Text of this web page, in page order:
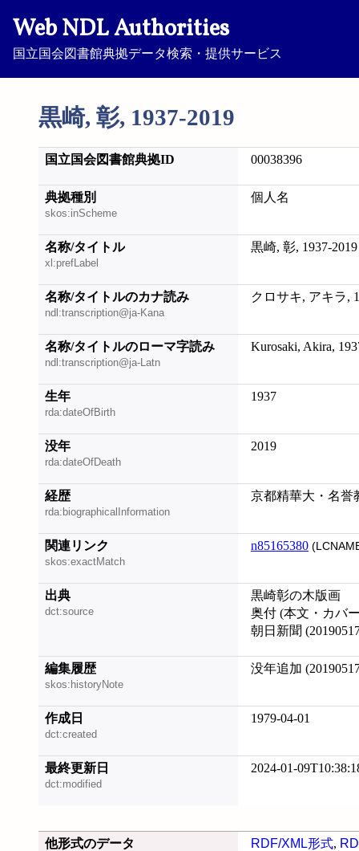
Web NDL Authorities
国立国会図書館典拠データ検索・提供サービス
黒崎, 彰, 1937-2019
国立国会図書館典拠ID 00038396
典拠種別
skos:inScheme
個人名
名称/タイトル
xl:prefLabel
黒崎, 彰, 1937-2019
名称/タイトルのカナ読み
ndl:transcription@ja-Kana
クロサキ, アキラ,
名称/タイトルのローマ字読み
ndl:transcription@ja-Latn
Kurosaki, Akira,
生年
rda:dateOfBirth
1937
没年
rda:dateOfDeath
2019
経歴
rda:biographicalInformation
京都精華大・名誉
関連リンク
skos:exactMatch
n85165380
出典
dct:source
黒崎彰の木版画
奥付 (本文・カバ
朝日新聞
編集履歴
skos:historyNote
没年追加
作成日
dct:created
1979-04-01
最終更新日
dct:modified
2024-01-
他形式のデータ RDF/XML形式,